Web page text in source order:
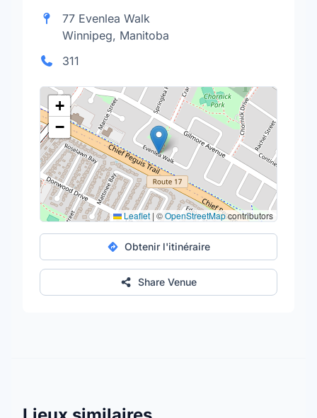
77 Evenlea Walk
Winnipeg, Manitoba
311
+
−
Leaflet | ©OpenStreetMapcontributors
Obtenir l'itinéraire
Share Venue